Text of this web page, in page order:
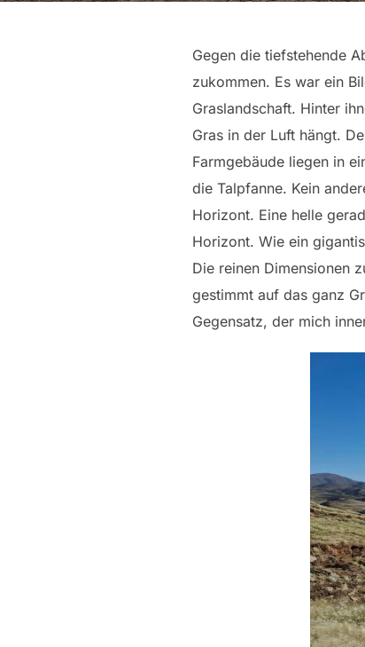
Gegen die tiefstehende
zukommen. Es war ein
Graslandschaft. Hinter
Gras in der Luft hängt.
Farmgebäude liegen in
die Talpfanne. Kein
Horizont. Eine helle
Horizont. Wie ein
Die reinen Dimensionen
gestimmt auf das ganz
Gegensatz, der mich